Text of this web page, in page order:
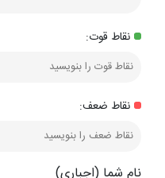
نقاط قوت:
نقاط ضعف:
نام شما (اجباری)